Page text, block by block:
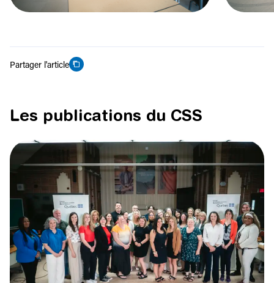
Partager l'article
Les publications du CSS